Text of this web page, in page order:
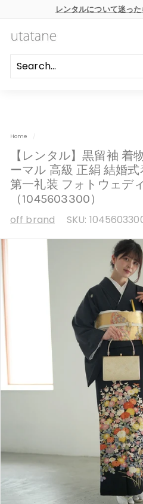
へ
レンタルについて迷っ
u
a
e
Home
【レンタル】黒留袖 着
ーマル 高級 正絹 結婚
第一礼装 フォトウェデ
（1045603300）
off brand
SKU: